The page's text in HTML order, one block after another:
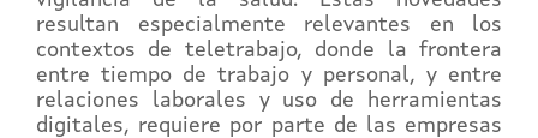
resultan especialmente relevantes en los
contextos de teletrabajo, donde la frontera
entre tiempo de trabajo y personal, y entre
relaciones laborales y uso de herramientas
digitales, requiere por parte de las empresas